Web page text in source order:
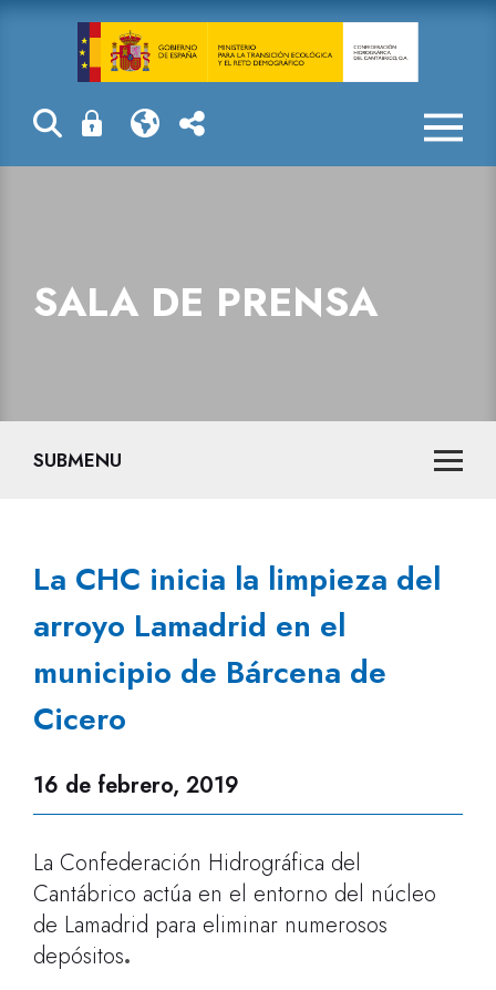
La CHC inicia
SALA DE PRENSA
SUBMENU
La CHC inicia la limpieza del
arroyo Lamadrid en el
municipio de Bárcena de
Cicero
16 de febrero, 2019
La Confederación Hidrográfica del
Cantábrico actúa en el entorno del núcleo
de Lamadrid para eliminar numerosos
depósitos.